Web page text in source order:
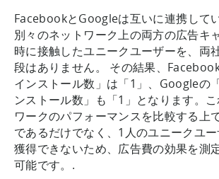
FacebookとGoogleは互いに連携して
別々のネットワーク上の両方の広告キ
時に接触したユニークユーザーを、両
段はありません。 その結果、
インストール数」は「1」、Googleの
ンストール数」も「1」となります。
ワークのパフォーマンスを比較する上
であるだけでなく、1人のユニークユ
獲得できないため、広告費の効果を測
可能です。.